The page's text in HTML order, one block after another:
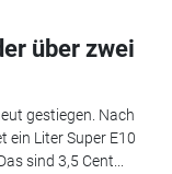
über zwei
gestiegen. Nach
ein Liter Super E10
sind 3,5 Cent...